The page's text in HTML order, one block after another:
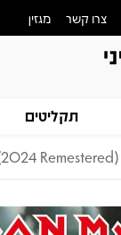
צרו קשר מגזין
תקליטים
Remestered)